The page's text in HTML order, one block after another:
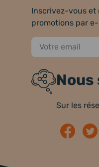
Inscrivez-vous et
promotions par
Sur les